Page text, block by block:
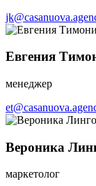
Евгения
менеджер
Вероника
маркетолог